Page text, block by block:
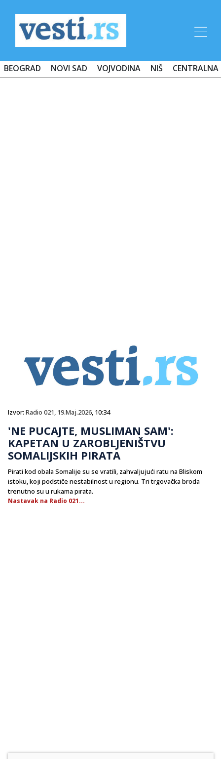
BEOGRAD NOVI SAD VOJVODINA NIŠ CENTRALNA
Izvor: Radio 021, 19.Maj.2026, 10:34
'NE PUCAJTE, MUSLIMAN SAM':
KAPETAN U ZAROBLJENIŠTVU
SOMALIJSKIH PIRATA
Pirati kod obala Somalije su se vratili, zahvaljujući ratu na Bliskom
istoku, koji podstiče nestabilnost u regionu. Tri trgovačka broda
trenutno su u rukama pirata.
Nastavak na Radio 021...